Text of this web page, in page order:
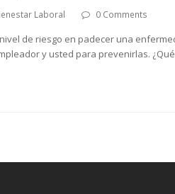
Laboral 0 Comments
de riesgo en padecer una
y usted para prevenirlas.